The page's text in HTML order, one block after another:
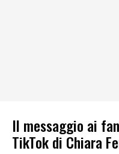
Il messaggio ai
TikTok di Chiara